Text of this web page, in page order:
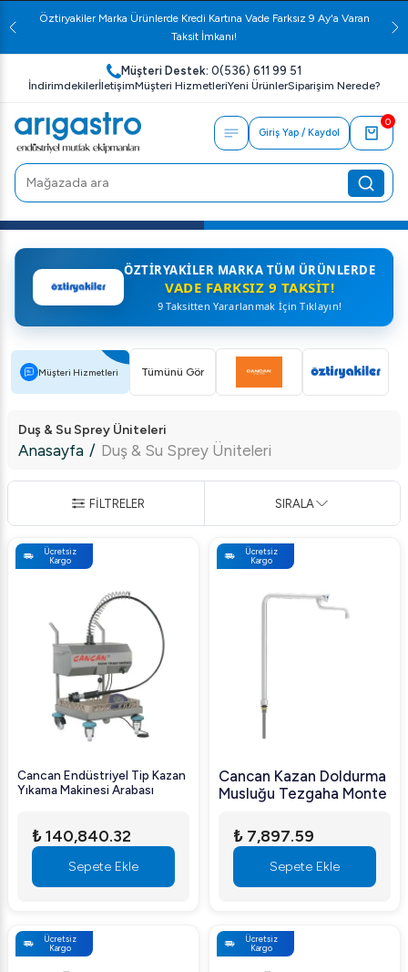
Öztiryakiler Marka Ürünlerde Kredi Kartına Vade Farksız 9 Ay'a Varan
Taksit İmkanı!
Müşteri Destek: 0(536) 611 99 51
İndirimdekilerİletişimMüşteri HizmetleriYeni ÜrünlerSiparişim Nerede?
Giriş Yap / Kaydol
0
ÖZTIRYAKILER MARKA TÜM ÜRÜNLERDE
VADE FARKSIZ 9 TAKSIT!
9 Taksitten Yararlanmak İçin Tıklayın!
Müşteri Hizmetleri Tümünü Gör
Duş & Su Sprey Üniteleri
Anasayfa / Duş & Su Sprey Üniteleri
FİLTRELER SIRALA
Ücretsiz
Kargo
Cancan Endüstriyel Tip Kazan
Yıkama Makinesi Arabası
₺ 140,840.32
Sepete Ekle
Ücretsiz
Kargo
Cancan Kazan Doldurma
Musluğu Tezgaha Monte
₺ 7,897.59
Sepete Ekle
Ücretsiz
Kargo
Ücretsiz
Kargo